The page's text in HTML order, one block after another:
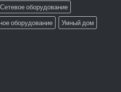
Сетевое оборудование
оборудование
Умный дом